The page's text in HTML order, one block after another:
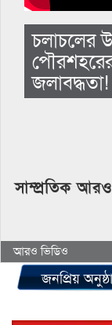
চলাচলের
জলাবদ্ধতা!
সাম্প্রতিক
আরও ভিডিও
জনপ্রিয়